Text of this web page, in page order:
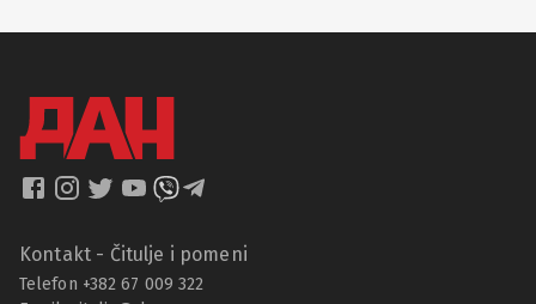
Kontakt - Čitulje i pomeni
Telefon +382 67 009 322